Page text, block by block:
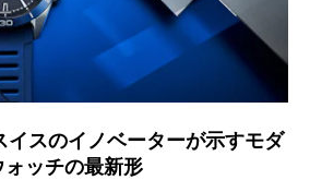
イスのイノベーターが示すモダ
ッチの最新形